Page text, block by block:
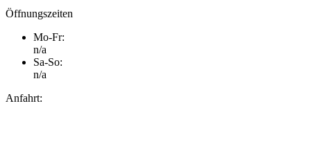
Öffnungszeiten
Mo-Fr:
n/a
Sa-So:
n/a
Anfahrt: